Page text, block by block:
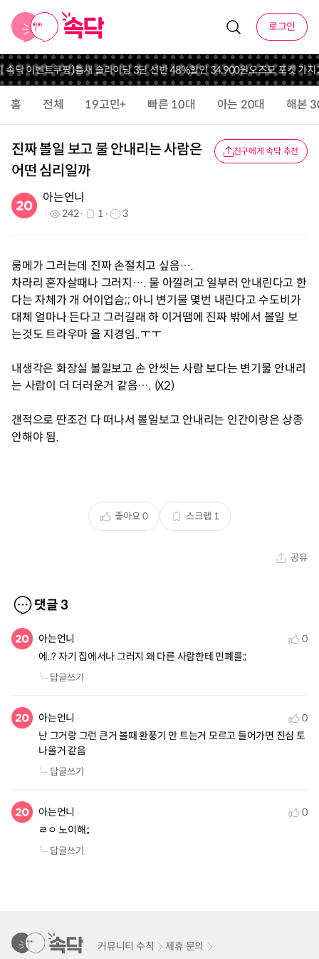
로그인
닥 이벤트쿠팡)틈새 슬라이딩 3단 선반 48%할인 34,900원오즈모 포켓 가지
홈 전체 19고민+ 빠른 10대 아는 20대 해본
진짜 볼일 보고 물 안내리는 사람은
어떤 심리일까
친구에게 속닥 추천
아는언니
242 1 3
룸메가 그러는데 진짜 손절치고 싶음….
차라리 혼자살때나 그러지…. 물 아낄려고 일부러 안내린다고 한
다는 자체가 개 어이업슴;; 아니 변기물 몇번 내린다고 수도비가
대체 얼마나 든다고 그러길래 하 이거땜에 진짜 밖에서 볼일 보
는것도 트라우마 올 지경임..ㅜㅜ
내생각은 화장실 볼일보고 손 안씻는 사람 보다는 변기물 안내리
는 사람이 더 더러운거 같음…. (X2)
갠적으로 딴조건 다 떠나서 볼일보고 안내리는 인간이랑은 상종
안해야 됨.
좋아요0 스크랩 1
공유
댓글3
아는언니
0
에..? 자기 집에서나 그러지 왜 다른 사람한테 민폐를;;
답글쓰기
아는언니
0
난 그거랑 그런 큰거 볼때 환풍기 안 트는거 모르고 들어가면 진심 토
나올거 같음
답글쓰기
아는언니
0
ㄹㅇ 노이해;;
답글쓰기
커뮤니티 수칙 제휴 문의